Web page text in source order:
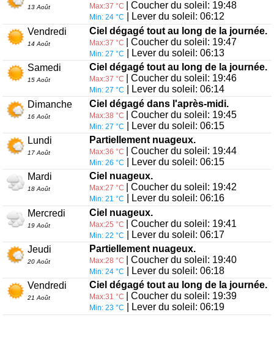
13 Août Max:37 °C | Coucher du soleil: 19:48
Min: 24 °C
| Lever du soleil: 06:12
Vendredi
14 Août
Ciel dégagé tout au long de la journée.
Max:37 °C | Coucher du soleil: 19:47
Min: 27 °C
| Lever du soleil: 06:13
Samedi
15 Août
Ciel dégagé tout au long de la journée.
Max:37 °C | Coucher du soleil: 19:46
Min: 27 °C
| Lever du soleil: 06:14
Dimanche
16 Août
Ciel dégagé dans l'après-midi.
Max:38 °C | Coucher du soleil: 19:45
Min: 27 °C
| Lever du soleil: 06:15
Lundi
17 Août
Partiellement nuageux.
Max:36 °C | Coucher du soleil: 19:44
Min: 26 °C
| Lever du soleil: 06:15
Mardi
18 Août
Ciel nuageux.
Max:27 °C | Coucher du soleil: 19:42
Min: 21 °C
| Lever du soleil: 06:16
Mercredi
19 Août
Ciel nuageux.
Max:25 °C | Coucher du soleil: 19:41
Min: 22 °C
| Lever du soleil: 06:17
Jeudi
20 Août
Partiellement nuageux.
Max:28 °C | Coucher du soleil: 19:40
Min: 24 °C
| Lever du soleil: 06:18
Vendredi
21 Août
Ciel dégagé tout au long de la journée.
Max:31 °C | Coucher du soleil: 19:39
Min: 23 °C | Lever du soleil: 06:19